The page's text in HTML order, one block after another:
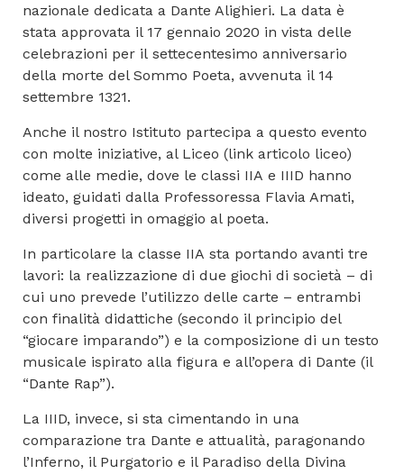
nazionale dedicata a Dante Alighieri. La data è
stata approvata il 17 gennaio 2020 in vista delle
celebrazioni per il settecentesimo anniversario
della morte del Sommo Poeta, avvenuta il 14
settembre 1321.
Anche il nostro Istituto partecipa a questo evento
con molte iniziative, al Liceo (link articolo liceo)
come alle medie, dove le classi IIA e IIID hanno
ideato, guidati dalla Professoressa Flavia Amati,
diversi progetti in omaggio al poeta.
In particolare la classe IIA sta portando avanti tre
lavori: la realizzazione di due giochi di società – di
cui uno prevede l’utilizzo delle carte – entrambi
con finalità didattiche (secondo il principio del
“giocare imparando”) e la composizione di un testo
musicale ispirato alla figura e all’opera di Dante (il
“Dante Rap”).
La IIID, invece, si sta cimentando in una
comparazione tra Dante e attualità, paragonando
l’Inferno, il Purgatorio e il Paradiso della Divina